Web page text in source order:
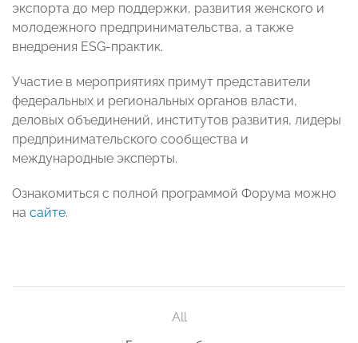
экспорта до мер поддержки, развития женского и
молодежного предпринимательства, а также
внедрения ESG-практик.
Участие в мероприятиях примут представители
федеральных и региональных органов власти,
деловых объединений, институтов развития, лидеры
предпринимательского сообщества и
международные эксперты.
Ознакомиться с полной программой Форума можно
на сайте.
All